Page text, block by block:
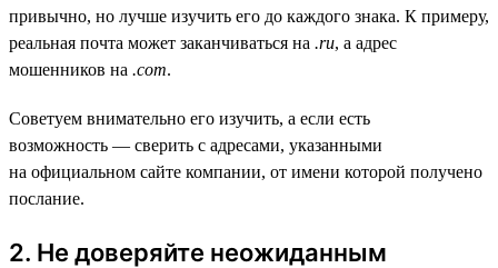
привычно, но лучше изучить его до каждого знака. К примеру,
реальная почта может заканчиваться на .ru, а адрес
мошенников на .com.
Советуем внимательно его изучить, а если есть
возможность — сверить с адресами, указанными
на официальном сайте компании, от имени которой получено
послание.
2. Не доверяйте неожиданным